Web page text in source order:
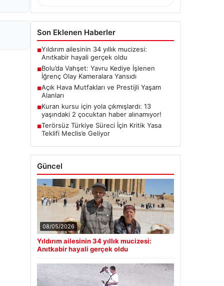
Son Eklenen Haberler
■Yıldırım ailesinin 34 yıllık mucizesi:
Anıtkabir hayali gerçek oldu
■Bolu’da Vahşet: Yavru Kediye İşlenen
İğrenç Olay Kameralara Yansıdı
■Açık Hava Mutfakları ve Prestijli Yaşam
Alanları
■Kuran kursu için yola çıkmışlardı: 13
yaşındaki 2 çocuktan haber alınamıyor!
■Terörsüz Türkiye Süreci İçin Kritik Yasa
Teklifi Meclis’e Geliyor
Güncel
08/05/2026
Yıldırım ailesinin 34 yıllık mucizesi:
Anıtkabir hayali gerçek oldu